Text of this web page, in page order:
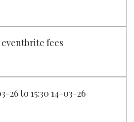
eventbrite fees
26 to 15:30 14-03-26